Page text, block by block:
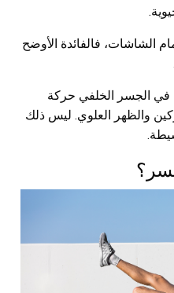
الشاشات، فالفائدة الأوضح
في الجسر الخلفي حركة
والظهر العلوي. ليس ذلك